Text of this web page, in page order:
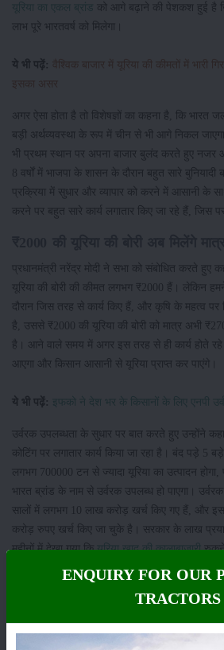
यूरिया का एकल ब्रांड
को आगे बढ़ाने की पेशकश हुई है
लाभ पूरे भारतवर्ष को मिलेगा।
ये भी पढ़ें:
वैश्विक बाजार में यूरिया की कीमतों में भारी
इसका असर
अगर ऐसा होता है तो विशेषज्ञों का कहना है, कि भारत
बड़ी अर्थव्यवस्था के रूप में चीन से भी आगे निकल जाएगा
भी प्रथम स्थान पर अपना बाजार बुलंद करते हुए नजर
8 वर्षों में भाजपा के शासन के दौरान बहुत सारे
प्रक्रिया में सुधार और व्यापार को करने में आसानी के
करने पर बहुत सारे कार्य लगातार किए जा रहे हैं, जिस
प्रधानमंत्री नरेंद्र मोदी ने सभा को संबोधित करते हुए
यूरिया की बोरी की कीमत लगभग ₹2000 हैं। लेकिन
दौरान जिस तरह से कार्य किए हैं, और कृषि के महत्व
है, उससे ₹2000 की यूरिया की बोरी को मात्र अभी
है। आने वाले समय में अगर इस तरह से ही कार्य होते
आएगा और किसान आसानी से यूरिया प्राप्त कर पाएंगे।
ये भी पढ़ें: इफको ने देश भर के किसानों के लिए एनपी
उर्वरक उपलब्धता के सुधार पर बात करते हुए उन्होंने
कोटिंग पर लगातार कार्य किया जा रहा है। बंद पड़े 5
लगभग 700000 टन से ज्यादा यूरिया का उत्पादन होगा,
भारत ब्रांड के नाम से उर्वरक उपलब्ध हो पाएगा।
सालों में लगभग 10 लाख करोड़ खर्च किए गए हैं, और
करोड़ रुपए खर्च किए जा चुके है। सरकार के लाख
महीनों में देखा गया कियूरिया खाद की कालाबाजारीरुकने
जिससे किसानों को समय पर यूरिया खाद मिलने में
कारोबार कालाबाजारी करके किसान द्वारा एक बोरी पर
से कालाबाजारी की जा रही थी, जिससे किसान काफी
चौराहे को जाम कर धरना प्रदर्शन कर रहे थे। सरकार के
और कालाबाजारी को रोकने के लिए लगातार प्रयास
ENQUIRY FOR OUR
TRACTORS